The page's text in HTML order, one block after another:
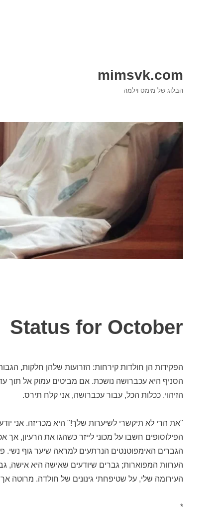
mimsvk.com
הבלוג של מימס וילמה
Status for October
הפקידות הן חולדות קירחות: הזרועות שלהן חלקות,
הסניף היא עכברושה נושכת. אם מביטים עמוק אל תוך
הזיהוי. ככלות הכל, עבור עכברושה, אני קלח תירס.
"את הרי לא תיקשרי לשיערות שלך!" היא מכריזה. אני
הפילוסופים חשבו על מכוני לייזר כשהגו את הרעיון,
הגברים האימפוטנטים הנרתעים למראה שיער גוף נשי.
הערוות המפוארות; גברים שיודעים שאישה היא אישה,
העירומה שלי, על שטיפחתי גינונים של חולדה. מרוטה
*